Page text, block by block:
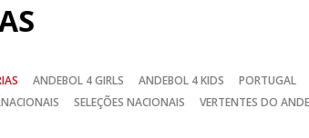
ANDEBOL 4 GIRLS ANDEBOL 4 KIDS PORTUGAL
SELEÇÕES NACIONAIS VERTENTES DO